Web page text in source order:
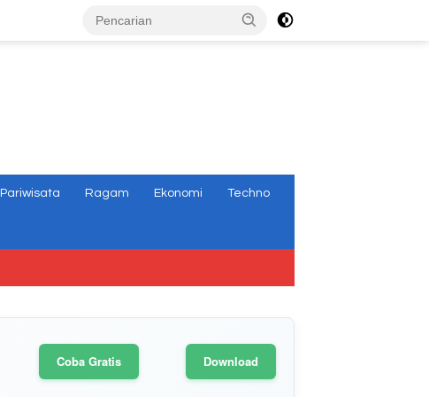
Pariwisata Ragam Ekonomi Techno
Coba Gratis Download